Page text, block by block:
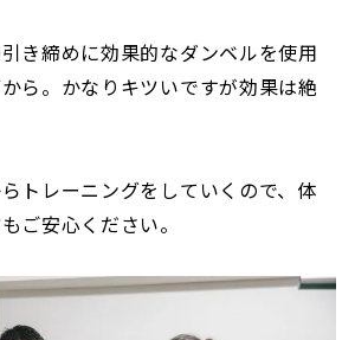
き締めに効果的なダンベルを使用
ら。かなりキツいですが効果は絶
トレーニングをしていくので、体
ご安心ください。